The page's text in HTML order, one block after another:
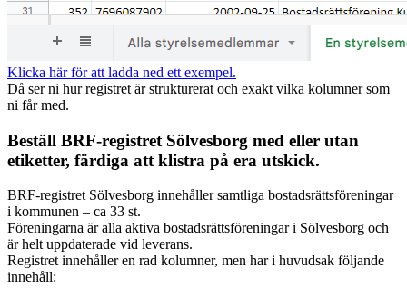
Klicka här för att ladda ned ett exempel.
Då ser ni hur registret är strukturerat och exakt vilka kolumner som
ni får med.
Beställ BRF-registret Sölvesborg med eller utan
etiketter, färdiga att klistra på era utskick.
BRF-registret Sölvesborg innehåller samtliga bostadsrättsföreningar
i kommunen – ca 33 st.
Föreningarna är alla aktiva bostadsrättsföreningar i Sölvesborg och
är helt uppdaterade vid leverans.
Registret innehåller en rad kolumner, men har i huvudsak följande
innehåll: